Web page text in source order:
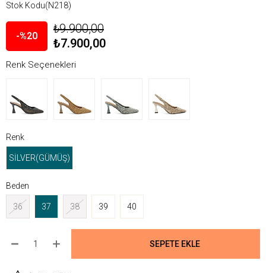
Stok Kodu(N218)
20
₺9.900,00
₺7.900,00
Renk Seçenekleri
Renk
SİLVER(GÜMÜŞ)
Beden
36 37 38 39 40